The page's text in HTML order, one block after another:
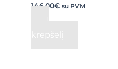
146,00€ su PVM
Į
krepšelį